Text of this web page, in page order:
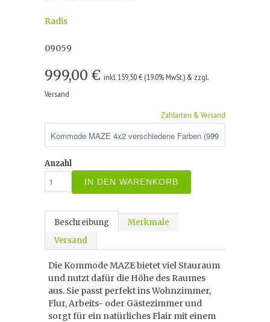
Radis
09059
999,00 € inkl. 159,50 € (19.0% MwSt.) & zzgl.
Versand
Zahlarten & Versand
Anzahl
IN DEN WARENKORB
Beschreibung
Merkmale
Versand
Die Kommode MAZE bietet viel Stauraum
und nutzt dafür die Höhe des Raumes
aus. Sie passt perfekt ins Wohnzimmer,
Flur, Arbeits- oder Gästezimmer und
sorgt für ein natürliches Flair mit einem